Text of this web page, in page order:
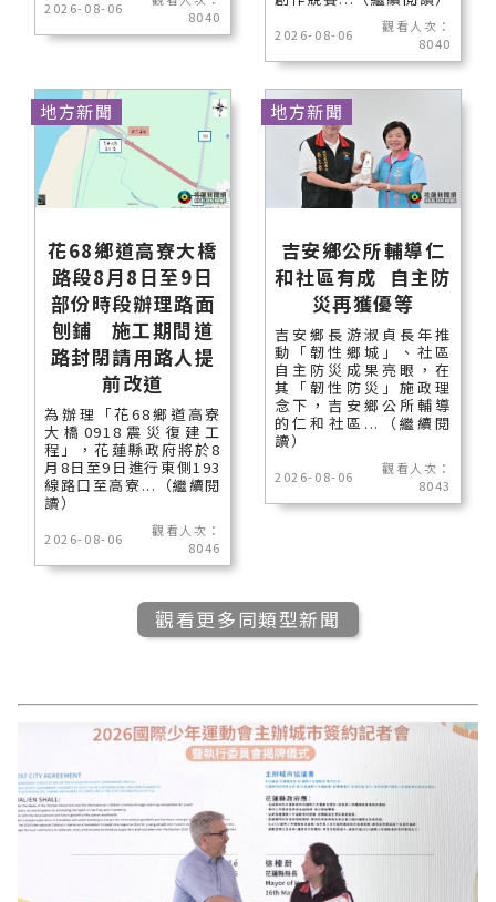
2026-08-06
8040
2026-08-06
觀看人次：
8040
花68鄉道高寮大橋
路段8月8日至9日
部份時段辦理路面
刨鋪 施工期間道
路封閉請用路人提
前改道
為辦理「花68鄉道高寮
大橋0918震災復建工
程」，花蓮縣政府將於8
月8日至9日進行東側193
線路口至高寮...（繼續閱
讀）
2026-08-06
觀看人次：
8046
地方新聞
吉安鄉公所輔導仁
和社區有成 自主防
災再獲優等
吉安鄉長游淑貞長年推
動「韌性鄉城」、社區
自主防災成果亮眼，在
其「韌性防災」施政理
念下，吉安鄉公所輔導
的仁和社區...（繼續閱
讀）
2026-08-06
觀看人次：
8043
地方新聞
觀看更多同類型新聞